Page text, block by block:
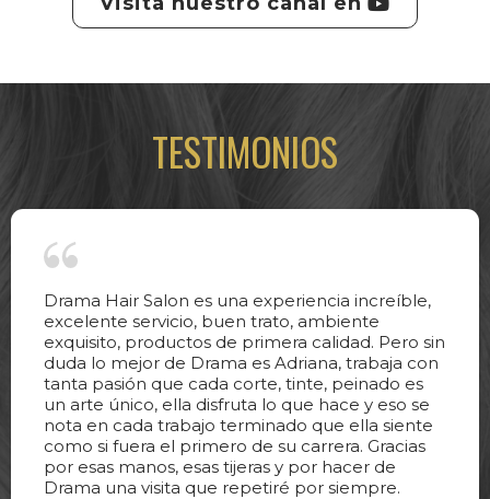
TESTIMONIOS
Drama Hair Salon es una experiencia increíble,
excelente servicio, buen trato, ambiente
exquisito, productos de primera calidad. Pero sin
duda lo mejor de Drama es Adriana, trabaja con
tanta pasión que cada corte, tinte, peinado es
un arte único, ella disfruta lo que hace y eso se
nota en cada trabajo terminado que ella siente
como si fuera el primero de su carrera. Gracias
por esas manos, esas tijeras y por hacer de
Drama una visita que repetiré por siempre.